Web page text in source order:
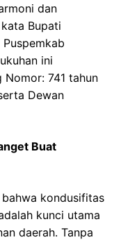
dan
Bupati
ini
Nomor: 741 tahun
Dewan
Buat
kondusifitas
kunci utama
daerah. Tanpa